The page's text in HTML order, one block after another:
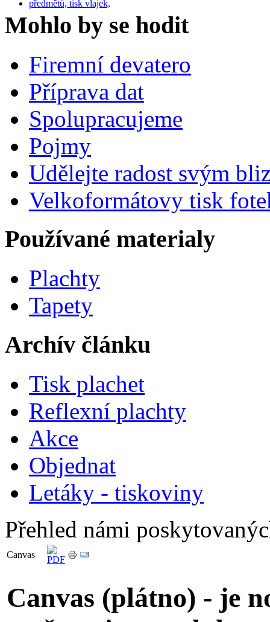
Mohlo by se hodit
Firemní devatero
Příprava dat
Spolupracujeme
Pojmy
Udělejte radost svým
Velkoformátovy tisk
Používané materialy
Plachty
Tapety
Archív článku
Tisk plachet
Reflexní plachty
Akce
Objednat
Letáky - tiskoviny
Přehled námi
Canvas
Canvas (plátno) - je